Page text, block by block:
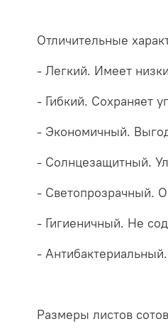
Отличительные
- Легкий. Имеет
- Гибкий. Сохраняет
- Экономичный.
- Солнцезащитный.
- Светопрозрачный.
- Гигиеничный. Не
-
Размеры листов